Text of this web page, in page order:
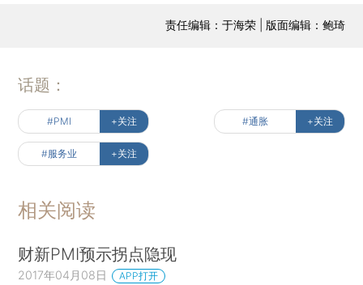
责任编辑：于海荣 | 版面编辑：鲍琦
话题：
#PMI +关注 #通胀 +关注
#服务业 +关注
相关阅读
财新PMI预示拐点隐现
2017年04月08日 APP打开